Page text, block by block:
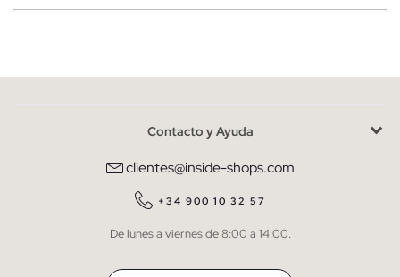
He leído y entiendo lapolítica de privacidad
QUIERO SUSCRIBIRME
* Puedes cancelar la suscripción en cualquier momento.
Contacto y Ayuda
clientes@inside-shops.com
+34 900 10 32 57
De lunes a viernes de 8:00 a 14:00.